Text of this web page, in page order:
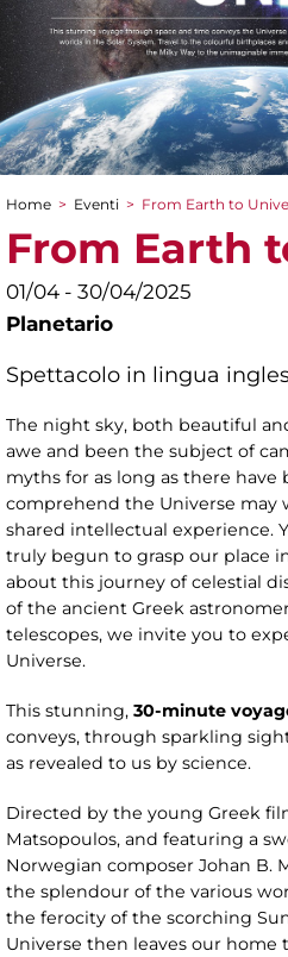
Tu sei qui
Home > Eventi > From Earth to
From Earth
01/04 - 30/04/2025
Planetario
Spettacolo in lingua
The night sky, both beautiful
awe and been the subject of
myths for as long as there have
comprehend the Universe may
shared intellectual experience.
truly begun to grasp our place
about this journey of celestial
of the ancient Greek
telescopes, we invite you to
Universe.
This stunning, 30-minute
conveys, through sparkling
as revealed to us by science.
Directed by the young Greek
Matsopoulos, and featuring a
Norwegian composer Johan B.
the splendour of the various
the ferocity of the scorching
Universe then leaves our